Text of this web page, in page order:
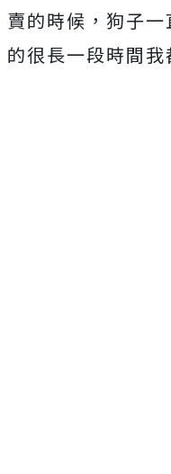
賣的時候，狗子
的很長一段時間我